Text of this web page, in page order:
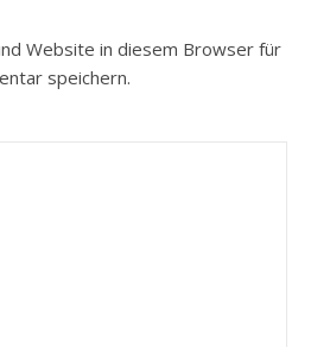
Website in diesem Browser für
speichern.